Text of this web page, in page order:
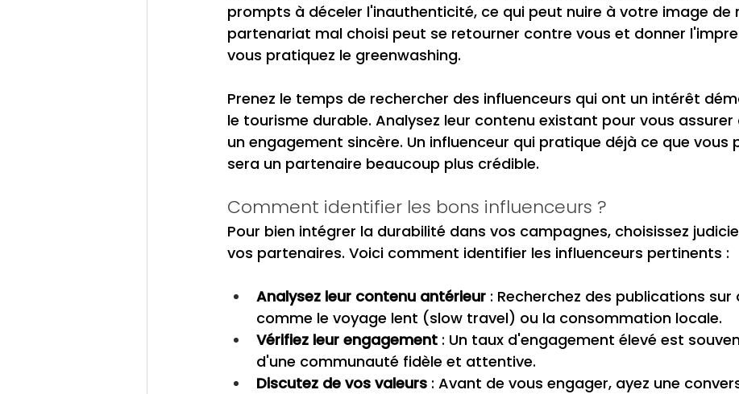
prompts à déceler l'inauthenticité, ce qui peut nuire à votre image de
partenariat mal choisi peut se retourner contre vous et donner
vous pratiquez le greenwashing.
Prenez le temps de rechercher des influenceurs qui ont un intérêt
le tourisme durable. Analysez leur contenu existant pour vous assurer
un engagement sincère. Un influenceur qui pratique déjà ce que vous
sera un partenaire beaucoup plus crédible.
Comment identifier les bons influenceurs ?
Pour bien intégrer la durabilité dans vos campagnes, choisissez
vos partenaires. Voici comment identifier les influenceurs pertinents :
Analysez leur contenu antérieur : Recherchez des publications sur
comme le voyage lent (slow travel) ou la consommation locale.
Vérifiez leur engagement : Un taux d'engagement élevé est
d'une communauté fidèle et attentive.
Discutez de vos valeurs : Avant de vous engager, ayez une